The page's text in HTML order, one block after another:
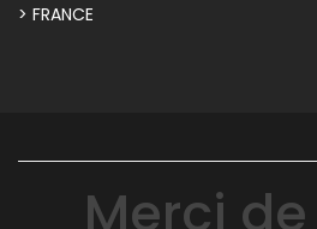
> FRANCE
Merci